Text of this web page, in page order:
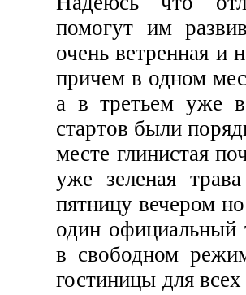
помогут им
очень ветренная и
причем в одном
а в третьем уже
стартов были
месте глинистая
уже зеленая
пятницу вечером
один официальный
в свободном
гостиницы для